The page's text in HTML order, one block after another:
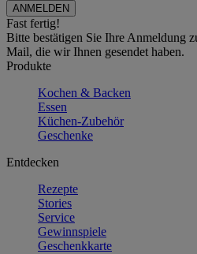
Fast fertig!
Bitte bestätigen Sie Ihre Anmeldung
Mail, die wir Ihnen gesendet haben.
Produkte
Kochen & Backen
Essen
Küchen-Zubehör
Geschenke
Entdecken
Rezepte
Stories
Service
Gewinnspiele
Geschenkkarte